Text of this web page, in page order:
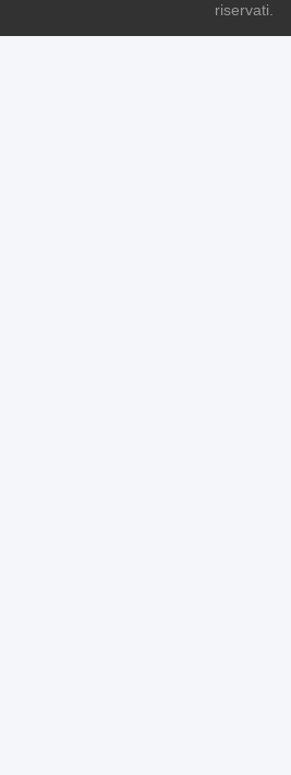
riservati.